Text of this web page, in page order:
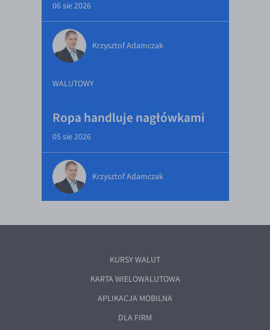
06 sie 2026
Krzysztof Adamczak
WALUTOWY
Ropa handluje nagłówkami
05 sie 2026
Krzysztof Adamczak
KURSY WALUT
KARTA WIELOWALUTOWA
APLIKACJA MOBILNA
DLA FIRM